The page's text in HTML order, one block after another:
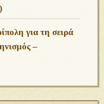
για τη σειρά
–